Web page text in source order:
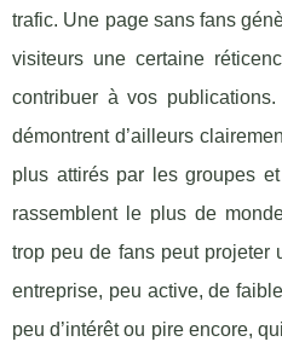
trafic. Une page sans fans
visiteurs une certaine
contribuer à vos
démontrent d’ailleurs
plus attirés par les groupes
rassemblent le plus de
trop peu de fans peut projeter
entreprise, peu active, de
peu d’intérêt ou pire encore,